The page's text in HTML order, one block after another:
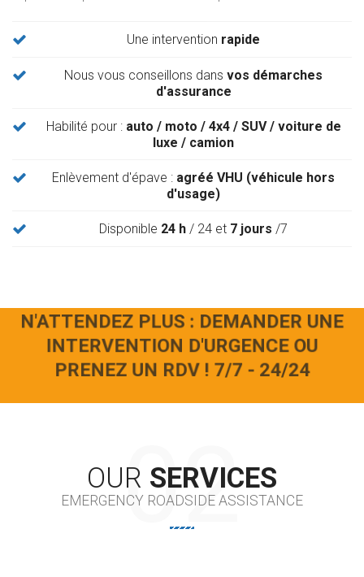
Une intervention rapide
Nous vous conseillons dans vos démarches
d'assurance
Habilité pour : auto / moto / 4x4 / SUV / voiture de
luxe / camion
Enlèvement d'épave : agréé VHU (véhicule hors
d'usage)
Disponible 24 h / 24 et 7 jours /7
N'ATTENDEZ PLUS : DEMANDER UNE
INTERVENTION D'URGENCE OU
PRENEZ UN RDV ! 7/7 - 24/24
OUR SERVICES
EMERGENCY ROADSIDE ASSISTANCE